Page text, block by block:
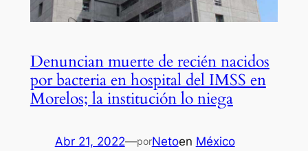
Denuncian muerte de recién nacidos
por bacteria en hospital del IMSS en
Morelos; la institución lo niega
Abr 21, 2022—porNetoen México